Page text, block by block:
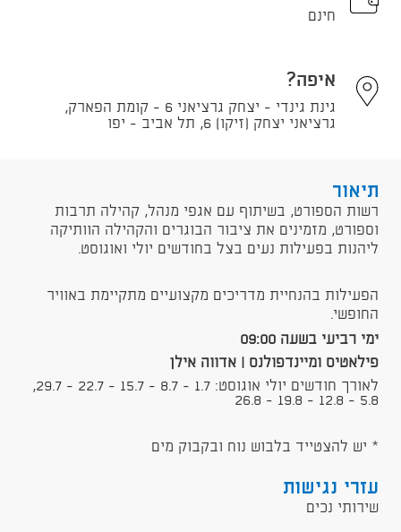
חינם
איפה?
גינת גינדי - יצחק גרציאני 6 - קומת הפארק,
גרציאני יצחק (זיקו) 6, תל אביב - יפו
תיאור
רשות הספורט, בשיתוף עם אגפי מנהל, קהילה תרבות
וספורט, מזמינים את ציבור הבוגרים והקהילה הוותיקה
ליהנות בפעילות נעים בצל בחודשים יולי ואוגוסט.
הפעילות בהנחיית מדריכים מקצועיים מתקיימת באוויר
החופשי.
ימי רביעי בשעה 09:00
פילאטיס ומיינדפולנס | אדווה אילן
לאורך חודשים יולי אוגוסט: 1.7 - 8.7 - 15.7 - 22.7 - 29.7,
5.8 - 12.8 - 19.8 - 26.8
* יש להצטייד בלבוש נוח ובקבוק מים
עזרי נגישות
שירותי נכים